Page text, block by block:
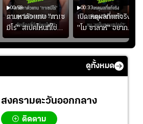
00:58
ตามหาตัวแทน "กาเซ
มีโร่" สเปคไหนที่ใช่
สำหรับแมนยูยุค
"คาร์ริค 2.0"?
00:33
เปิดเหตุผลที่แท้จริงที่
"โม ซาลาห์" อยาก
ย้ายซบ "แทร็บซอนส
ปอร์"
ดูทั้งหมด
สงครามตะวันออกกลาง
ติดตาม